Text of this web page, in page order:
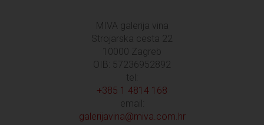
MIVA galerija vina
Strojarska cesta 22
10000 Zagreb
OIB: 57236952892
tel:
+385 1 4814 168
email:
galerijavina@miva.com.hr